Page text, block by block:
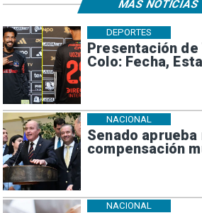
Presentación
Colo: Fecha,
DEPORTES
Senado
compensación
NACIONAL
NACIONAL
MÁS NOTICIAS